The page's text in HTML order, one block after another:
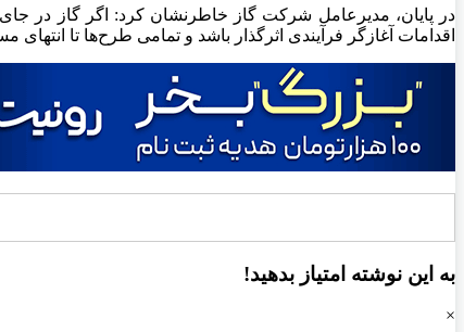
در پایان، مدیرعامل شرکت گاز خاطرنشان کرد: اگر گاز در
اقدامات آغازگر فرآیندی اثرگذار باشد و تمامی طرح‌ها تا
به این نوشته امتیاز بدهید!
×